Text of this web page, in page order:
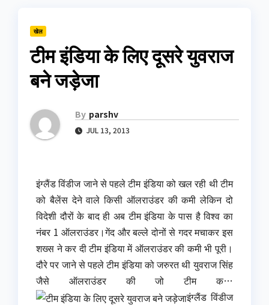
खेल
टीम इंडिया के लिए दूसरे युवराज
बने जड़ेजा
By parshv
JUL 13, 2013
इंग्लैंड विंडीज जाने से पहले टीम इंडिया को खल रही थी टीम
को बैलेंस देने वाले किसी ऑलराउंडर की कमी लेकिन दो
विदेशी दौरों के बाद ही अब टीम इंडिया के पास है विश्व का
नंबर 1 ऑलराउंडर।गेंद और बल्ले दोनों से गदर मचाकर इस
शख्स ने कर दी टीम इंडिया में ऑलराउंडर की कमी भी पूरी।
दौरे पर जाने से पहले टीम इंडिया को जरुरत थी युवराज सिंह
जैसे ऑलराउंडर की जो टीम क…
इंग्लैंड विंडीज